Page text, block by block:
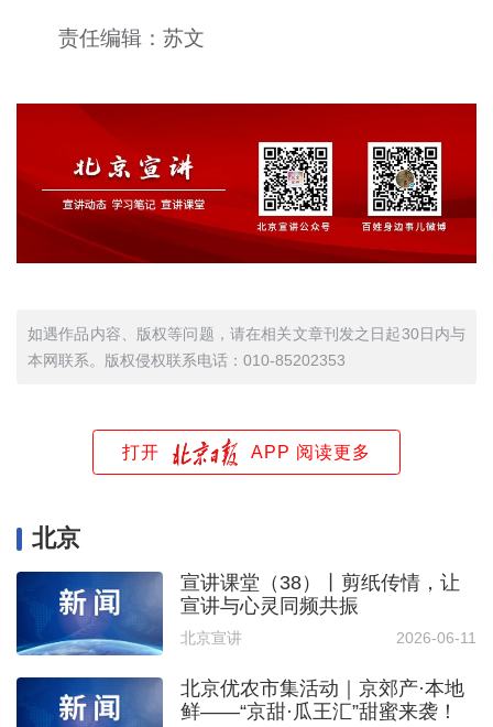
责任编辑：苏文
如遇作品内容、版权等问题，请在相关文章刊发之日起30日内与
本网联系。版权侵权联系电话：010-85202353
打开 APP 阅读更多
北京
宣讲课堂（38）丨剪纸传情，让
宣讲与心灵同频共振
北京宣讲 2026-06-11
北京优农市集活动｜京郊产·本地
鲜——“京甜·瓜王汇”甜蜜来袭！